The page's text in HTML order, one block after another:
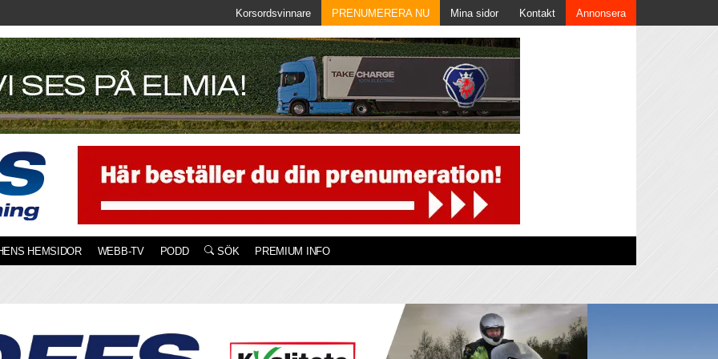
Korsordsvinnare PRENUMERERA NU Mina sidor Kontakt Annonsera
HEMSIDOR WEBB-TV PODD SÖK PREMIUM INFO